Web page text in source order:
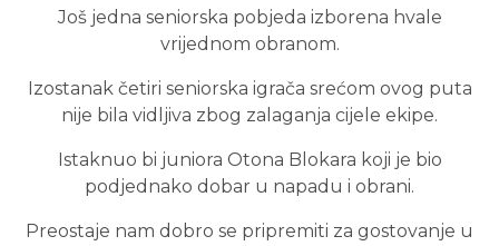
Još jedna seniorska pobjeda izborena hvale
vrijednom obranom.
Izostanak četiri seniorska igrača srećom ovog puta
nije bila vidljiva zbog zalaganja cijele ekipe.
Istaknuo bi juniora Otona Blokara koji je bio
podjednako dobar u napadu i obrani.
Preostaje nam dobro se pripremiti za gostovanje u